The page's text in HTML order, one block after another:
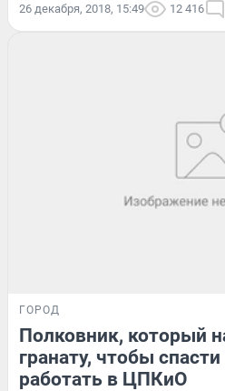
26 декабря, 2018, 15:49 12 416
ГОРОД
Полковник, который
гранату, чтобы
работать в ЦПКиО